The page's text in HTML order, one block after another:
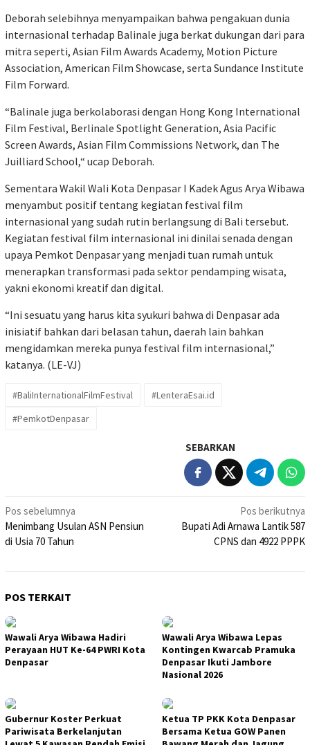
Deborah selebihnya menyampaikan bahwa pengakuan dunia
internasional terhadap Balinale juga berkat dukungan dari para
mitra seperti, Asian Film Awards Academy, Motion Picture
Association, American Film Showcase, serta Sundance Institute
Film Forward.
“Balinale juga berkolaborasi dengan Hong Kong International
Film Festival, Berlinale Spotlight Generation, Asia Pacific
Screen Awards, Asian Film Commissions Network, dan The
Juilliard School,“ ucap Deborah.
Sementara Wakil Wali Kota Denpasar I Kadek Agus Arya Wibawa
menyambut positif tentang kegiatan festival film
internasional yang sudah rutin berlangsung di Bali tersebut.
Kegiatan festival film internasional ini dinilai senada dengan
upaya Pemkot Denpasar yang menjadi tuan rumah untuk
menerapkan transformasi pada sektor pendamping wisata,
yakni ekonomi kreatif dan digital.
“Ini sesuatu yang harus kita syukuri bahwa di Denpasar ada
inisiatif bahkan dari belasan tahun, daerah lain bahkan
mengidamkan mereka punya festival film internasional,”
katanya. (LE-VJ)
#BaliInternationalFilmFestival
#LenteraEsai.id
#PemkotDenpasar
SEBARKAN
Navigasi
pos
Pos sebelumnya
Menimbang Usulan ASN Pensiun
di Usia 70 Tahun
Pos berikutnya
Bupati Adi Arnawa Lantik 587
CPNS dan 4922 PPPK
POS TERKAIT
Wawali Arya Wibawa Hadiri
Perayaan HUT Ke-64 PWRI Kota
Denpasar
Wawali Arya Wibawa Lepas
Kontingen Kwarcab Pramuka
Denpasar Ikuti Jambore
Nasional 2026
Gubernur Koster Perkuat
Pariwisata Berkelanjutan
Ketua TP PKK Kota Denpasar
Bersama Ketua GOW Panen